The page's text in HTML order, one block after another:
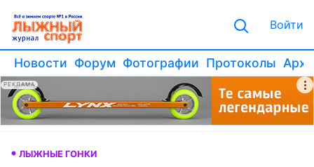
Войти
Новости Форум Фотографии Протоколы
РЕКЛАМА
ЛЫЖНЫЕ ГОНКИ